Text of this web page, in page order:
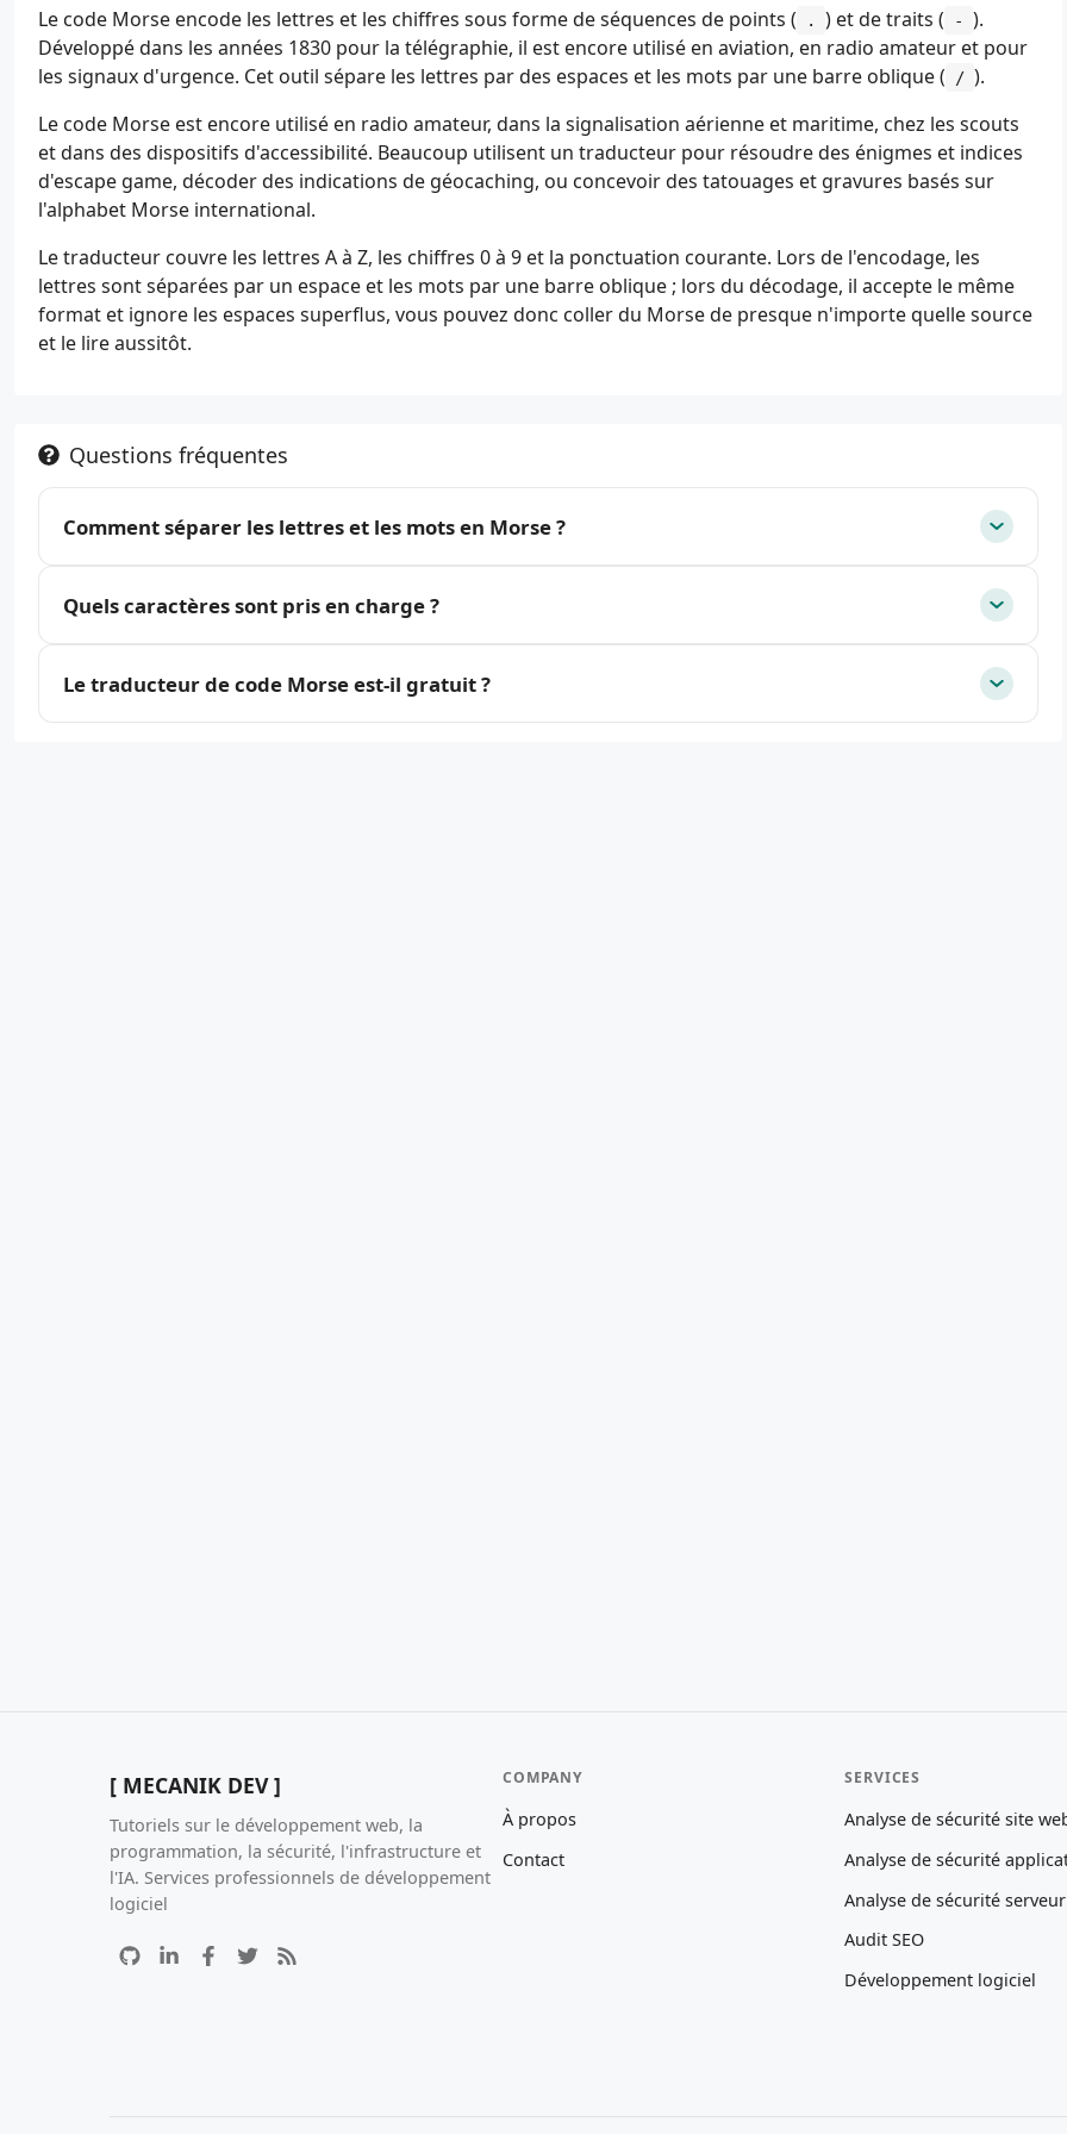
Le code Morse encode les lettres et les chiffres sous forme de séquences de points ( . ) et de traits ( -
).
Développé dans les années 1830 pour la télégraphie, il est encore utilisé en aviation, en radio amateur et pour
les signaux d'urgence. Cet outil sépare les lettres par des espaces et les mots par une barre oblique (
/ ).
Le code Morse est encore utilisé en radio amateur, dans la signalisation aérienne et maritime, chez les scouts
et dans des dispositifs d'accessibilité. Beaucoup utilisent un traducteur pour résoudre des énigmes et indices
d'escape game, décoder des indications de géocaching, ou concevoir des tatouages et gravures basés sur
l'alphabet Morse international.
Le traducteur couvre les lettres A à Z, les chiffres 0 à 9 et la ponctuation courante. Lors de l'encodage, les
lettres sont séparées par un espace et les mots par une barre oblique ; lors du décodage, il accepte le même
format et ignore les espaces superflus, vous pouvez donc coller du Morse de presque n'importe quelle source
et le lire aussitôt.
Questions fréquentes
Comment séparer les lettres et les mots en Morse ?
Quels caractères sont pris en charge ?
Le traducteur de code Morse est-il gratuit ?
[ MECANIK DEV ]
Tutoriels sur le développement web, la
programmation, la sécurité, l'infrastructure et
l'IA. Services professionnels de développement
logiciel
COMPANY
À propos
Contact
SERVICES
Analyse de sécurité site
Analyse de sécurité
Analyse de sécurité serveur
Audit SEO
Développement logiciel